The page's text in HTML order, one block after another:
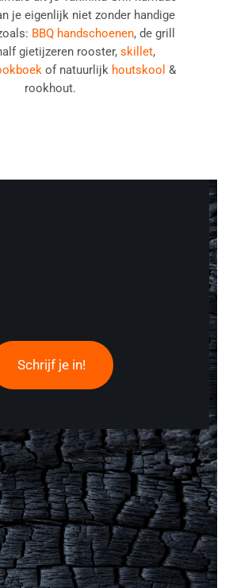
je eigenlijk niet zonder handige
BBQ handschoenen, de grill
gietijzeren rooster, skillet,
of natuurlijk houtskool &
rookhout.
Schrijf je in!